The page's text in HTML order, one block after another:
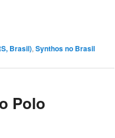
Brasil), Synthos no Brasil
Polo